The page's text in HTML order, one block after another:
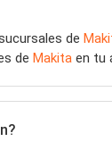
de
de Makita en tu